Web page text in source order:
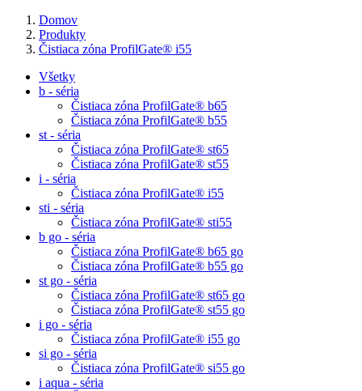
Domov
Produkty
Čistiaca zóna ProfilGate® i55
Všetky
b - séria
Čistiaca zóna ProfilGate® b65
Čistiaca zóna ProfilGate® b55
st - séria
Čistiaca zóna ProfilGate® st65
Čistiaca zóna ProfilGate® st55
i - séria
Čistiaca zóna ProfilGate® i55
sti - séria
Čistiaca zóna ProfilGate® sti55
b go - séria
Čistiaca zóna ProfilGate® b65 go
Čistiaca zóna ProfilGate® b55 go
st go - séria
Čistiaca zóna ProfilGate® st65 go
Čistiaca zóna ProfilGate® st55 go
i go - séria
Čistiaca zóna ProfilGate® i55 go
si go - séria
Čistiaca zóna ProfilGate® si55 go
i aqua - séria